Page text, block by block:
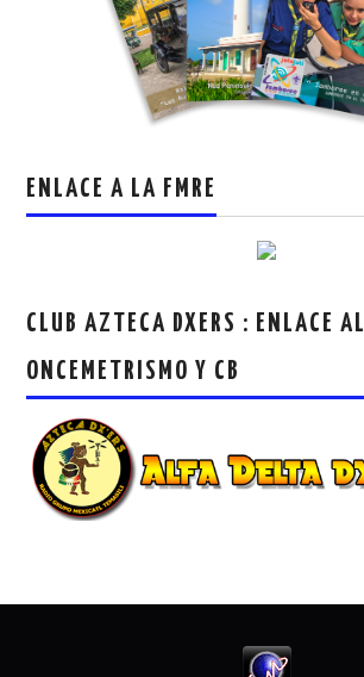
ENLACE A LA FMRE
CLUB AZTECA DXERS : ENLACE AL
ONCEMETRISMO Y CB